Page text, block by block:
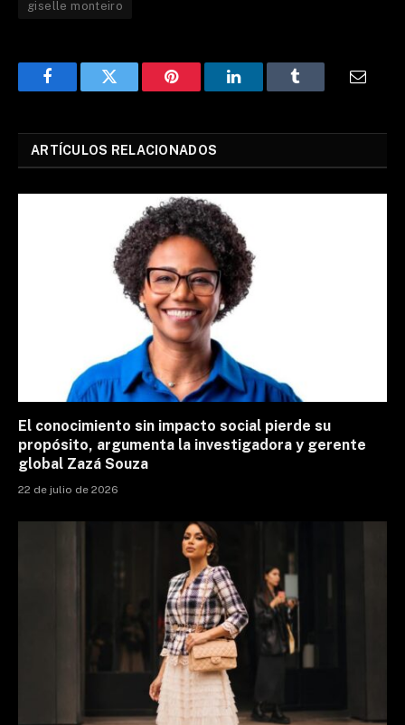
giselle monteiro
FacebookTwitter Pinterest LinkedInTumblr
ARTÍCULOS RELACIONADOS
El conocimiento sin impacto social pierde su
propósito, argumenta la investigadora y gerente
global Zazá Souza
22 de julio de 2026